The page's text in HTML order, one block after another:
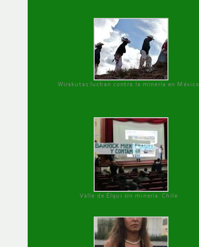
Wirakutas luchan contra la minería en México
Valle de Elqui sin minería. Chile